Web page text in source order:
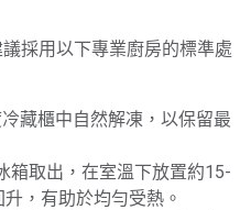
採用以下專業廚房的標準處
藏櫃中自然解凍，以保留最
箱取出，在室溫下放置約15-
，有助於均勻受熱。